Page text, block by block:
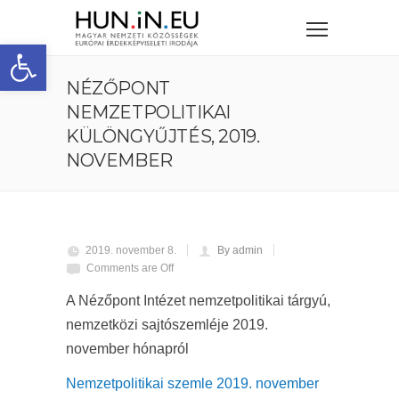
Eszköztár megnyitása
NÉZŐPONT
NEMZETPOLITIKAI
KÜLÖNGYŰJTÉS, 2019.
NOVEMBER
2019. november 8.
By admin
Comments are Off
A Nézőpont Intézet nemzetpolitikai tárgyú,
nemzetközi sajtószemléje 2019.
november hónapról
Nemzetpolitikai szemle 2019. november